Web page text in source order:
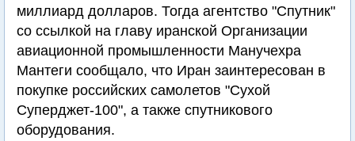
миллиард долларов. Тогда агентство "Спутник"
со ссылкой на главу иранской Организации
авиационной промышленности Манучехра
Мантеги сообщало, что Иран заинтересован в
покупке российских самолетов "Сухой
Суперджет-100", а также спутникового
оборудования.